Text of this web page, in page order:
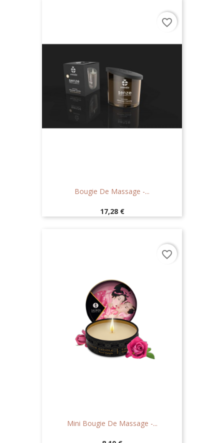
Bougie De Massage -...
Prix
17,28 €
favorite_border
Mini Bougie De Massage -...
favorite_border